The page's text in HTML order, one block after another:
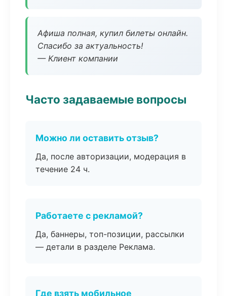
Афиша полная, купил билеты онлайн.
Спасибо за актуальность!
— Клиент компании
Часто задаваемые вопросы
Можно ли оставить отзыв?
Да, после авторизации, модерация в
течение 24 ч.
Работаете с рекламой?
Да, баннеры, топ-позиции, рассылки
— детали в разделе Реклама.
Где взять мобильное